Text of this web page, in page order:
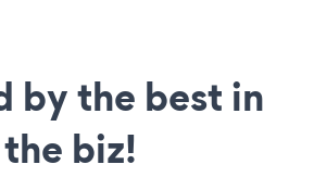
by the best in
the biz!